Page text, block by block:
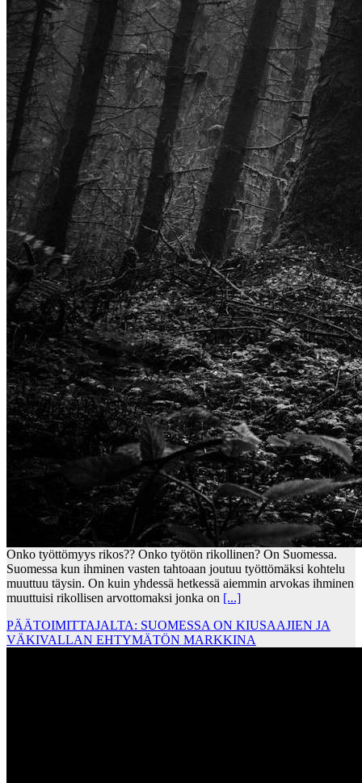
Onko työttömyys rikos?? Onko työtön rikollinen? On Suomessa.
Suomessa kun ihminen vasten tahtoaan joutuu työttömäksi kohtelu
muuttuu täysin. On kuin yhdessä hetkessä aiemmin arvokas ihminen
muuttuisi rikollisen arvottomaksi jonka on [...]
PÄÄTOIMITTAJALTA: SUOMESSA ON KIUSAAJIEN JA
VÄKIVALLAN EHTYMÄTÖN MARKKINA